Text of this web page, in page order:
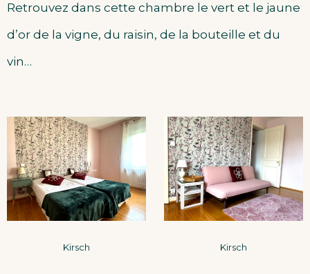
Retrouvez dans cette chambre le vert et le jaune
d’or de la vigne, du raisin, de la bouteille et du
vin…
Kirsch Kirsch